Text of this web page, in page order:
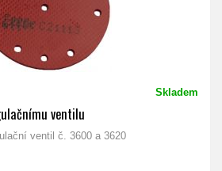
Skladem
ventilu
ventil č. 3600 a 3620